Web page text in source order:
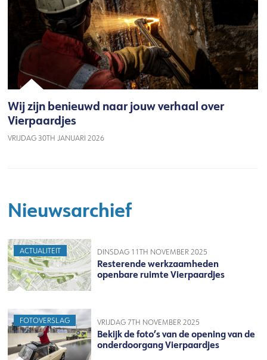
Wij zijn benieuwd naar jouw verhaal over
Vierpaardjes
VRIJDAG 30TH JANUARI 2026
Nieuwsarchief
ACTUALITEIT DINSDAG 11TH NOVEMBER 2025
Resterende werkzaamheden
openbare ruimte Vierpaardjes
FOTOVERSLAG VRIJDAG 7TH NOVEMBER 2025
Bekijk de foto’s van de opening van de
onderdoorgang Vierpaardjes